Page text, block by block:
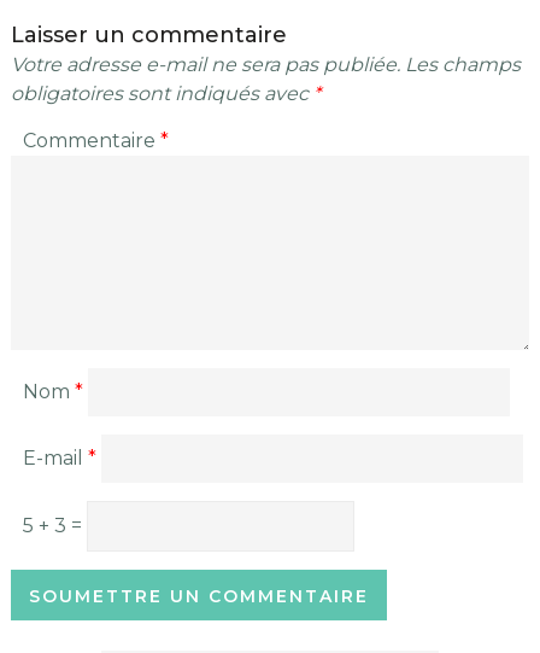
Laisser un commentaire
Votre adresse e-mail ne sera pas publiée. Les champs
obligatoires sont indiqués avec *
Commentaire *
Nom *
E-mail *
5 + 3 =